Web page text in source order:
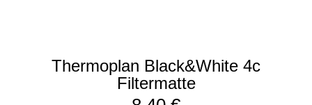
Thermoplan Black&White 4c
Filtermatte